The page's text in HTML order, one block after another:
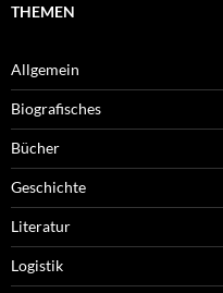
THEMEN
Allgemein
Biografisches
Bücher
Geschichte
Literatur
Logistik